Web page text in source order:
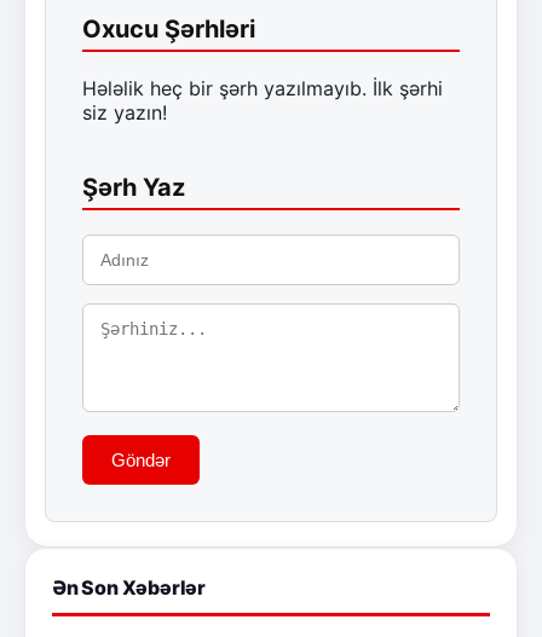
Oxucu Şərhləri
Hələlik heç bir şərh yazılmayıb. İlk şərhi
siz yazın!
Şərh Yaz
Göndər
Ən Son Xəbərlər